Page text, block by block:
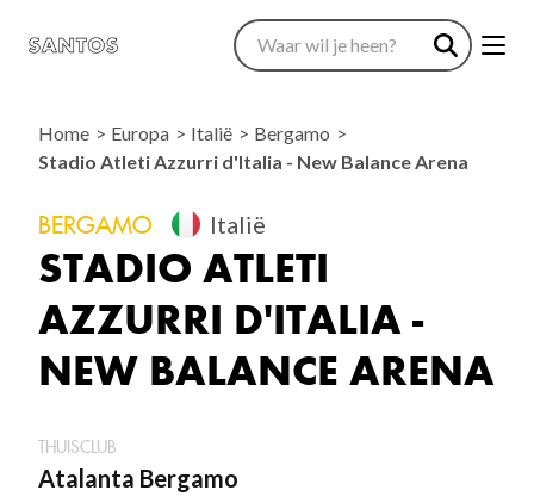
Home Europa Italië
Bergamo
Stadio Atleti Azzurri d'Italia - New Balance Arena
BERGAMO Italië
STADIO ATLETI
AZZURRI D'ITALIA -
NEW BALANCE ARENA
THUISCLUB
Atalanta Bergamo